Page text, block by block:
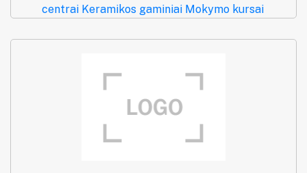
centrai Keramikos gaminiai Mokymo kursai